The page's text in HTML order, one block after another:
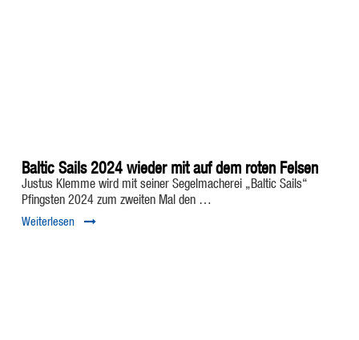
Baltic Sails 2024 wieder mit auf dem roten Felsen
Justus Klemme wird mit seiner Segelmacherei „Baltic Sails“
Pfingsten 2024 zum zweiten Mal den …
Weiterlesen